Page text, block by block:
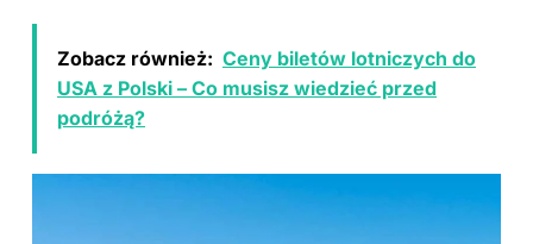
Zobacz również: Ceny biletów lotniczych do
USA z Polski – Co musisz wiedzieć przed
podróżą?